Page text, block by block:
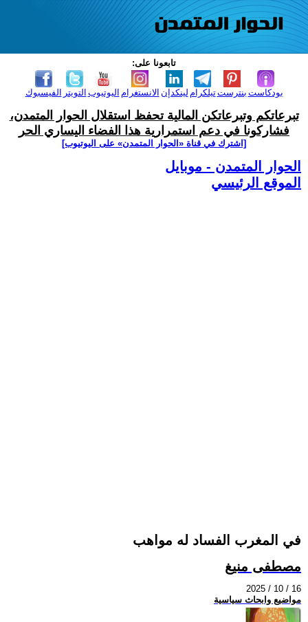
تابعونا على:
الفيسبوك التويتر اليوتيوب الانستغرام لينكدإن تيلكرامبنترست بودكاست
تبرعاتكم وتبرعاتكن المالية تحفظ استقلال الحوار المتمدن،
فشاركونا في دعم استمرارية هذا الفضاء اليساري الحر
[اشترك في قناة ‫«الحوار المتمدن» على اليوتيوب]
الحوار المتمدن - موبايل
الموقع الرئيسي
في المغرب الفساد له مواهب
مصطفى منيغ
2025 / 10 / 16
مواضيع وابحاث سياسية